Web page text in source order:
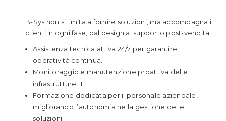
B-Sys non si limita a fornire soluzioni, ma accompagna i
clienti in ogni fase, dal design al supporto post-vendita.
Assistenza tecnica attiva 24/7 per garantire
operatività continua.
Monitoraggio e manutenzione proattiva delle
infrastrutture IT.
Formazione dedicata per il personale aziendale,
migliorando l’autonomia nella gestione delle
soluzioni.